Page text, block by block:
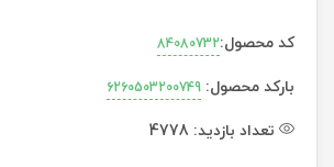
کد محصول:84080732
بارکد محصول: 6260503200749
تعداد بازدید: 4778